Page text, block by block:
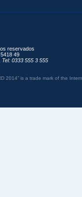
reservados
49
Tel: 0333 555 3 555
2014” is a trade mark of the